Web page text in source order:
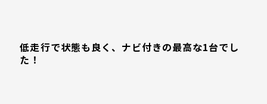
低走行で状態も良く、ナビ付きの最高な1台でし
た！